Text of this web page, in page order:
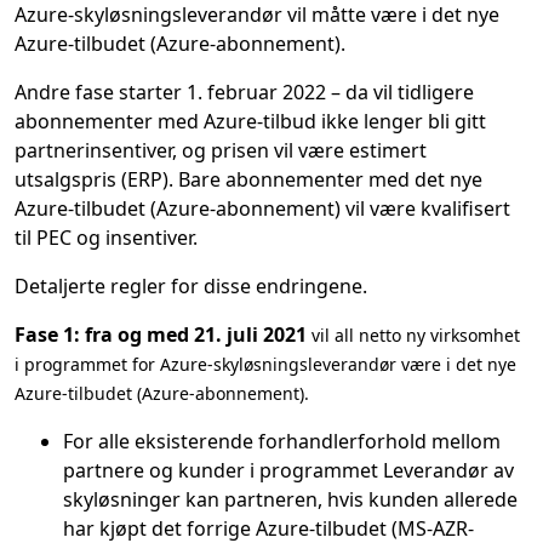
Azure-skyløsningsleverandør vil måtte være i det nye
Azure-tilbudet (Azure-abonnement).
Andre fase starter 1. februar 2022 – da vil tidligere
abonnementer med Azure-tilbud ikke lenger bli gitt
partnerinsentiver, og prisen vil være estimert
utsalgspris (ERP). Bare abonnementer med det nye
Azure-tilbudet (Azure-abonnement) vil være kvalifisert
til PEC og insentiver.
Detaljerte regler for disse endringene.
Fase 1: fra og med 21. juli 2021 vil all netto ny virksomhet
i programmet for Azure-skyløsningsleverandør være i det nye
Azure-tilbudet (Azure-abonnement).
For alle eksisterende forhandlerforhold mellom
partnere og kunder i programmet Leverandør av
skyløsninger kan partneren, hvis kunden allerede
har kjøpt det forrige Azure-tilbudet (MS-AZR-